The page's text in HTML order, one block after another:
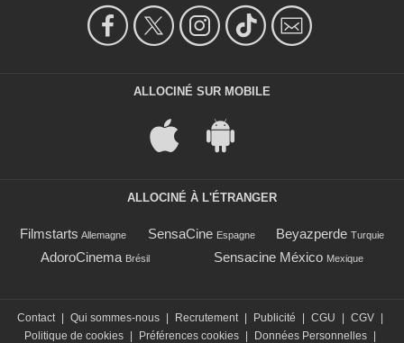
ALLOCINÉ SUR MOBILE
ALLOCINÉ À L'ÉTRANGER
Filmstarts Allemagne SensaCine Espagne Beyazperde Turquie
AdoroCinema Brésil Sensacine México Mexique
Contact Qui sommes-nous Recrutement Publicité CGU CGV
Politique de cookies
Préférences cookies Données Personnelles